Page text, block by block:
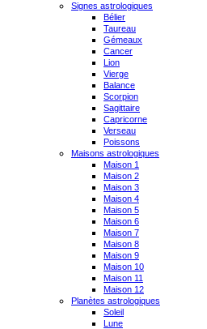
Signes astrologiques
Bélier
Taureau
Gémeaux
Cancer
Lion
Vierge
Balance
Scorpion
Sagittaire
Capricorne
Verseau
Poissons
Maisons astrologiques
Maison 1
Maison 2
Maison 3
Maison 4
Maison 5
Maison 6
Maison 7
Maison 8
Maison 9
Maison 10
Maison 11
Maison 12
Planètes astrologiques
Soleil
Lune